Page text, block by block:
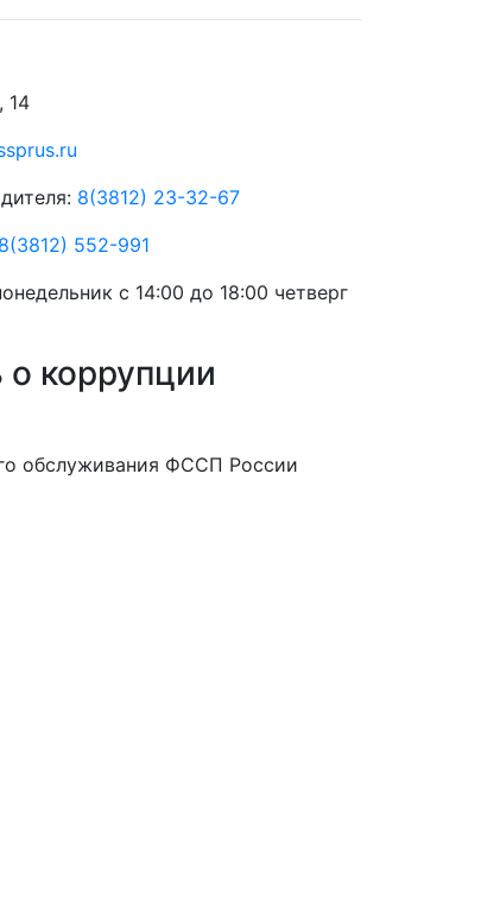
14
8(3812) 23-32-67
8(3812) 552-991
с 14:00 до 18:00 четверг
коррупции
обслуживания ФССП России